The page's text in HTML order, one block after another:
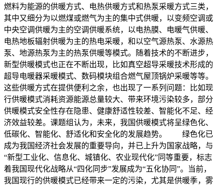
燃料为能源的供暖方式、电热供暖方式和热泵采暖方式三类，
其中又细分为以燃煤或燃气为主的集中式供暖，以变频空调或
中央空调供暖为主的空调供暖系统，以电热膜、电暖气供暖、
电热地板辐射供暖为主的热电采暖，和以空气源热泵、水源热
泵、地源热泵为主的热泵供暖等模式。随着技术的不断进步，
新型供暖模式也正在不断出现，比如真空超导采暖技术形成的
超导电暖器采暖模式、数码模块组合燃气屋顶锅炉采暖等等。
这些供暖方式在提供便利之余，也出现了一系列问题：比如现
行供暖模式消耗资源能源总量较大、带来环境污染较多，部分
供暖模式安全性存在隐患、健康舒适性较差、智能化不足、经
济效益较差。课题组认为，未来，我国供暖模式将呈绿色化、
低碳化、智能化、舒适化和安全化的发展趋势。 绿色化已
成为我国经济社会发展的重要导向，并已上升为国家战略，与
“新型工业化、信息化、城镇化、农业现代化”同等重要，标志
着我国现代化战略从“四化同步”发展成为“五化协同”。当前，
我国现行的供暖模式已经带来一定的污染，尤其是供暖季，雾